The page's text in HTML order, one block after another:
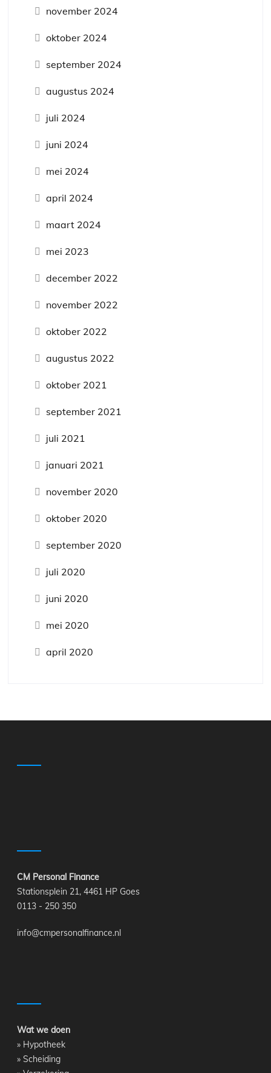
november 2024
oktober 2024
september 2024
augustus 2024
juli 2024
juni 2024
mei 2024
april 2024
maart 2024
mei 2023
december 2022
november 2022
oktober 2022
augustus 2022
oktober 2021
september 2021
juli 2021
januari 2021
november 2020
oktober 2020
september 2020
juli 2020
juni 2020
mei 2020
april 2020
CM Personal Finance
Stationsplein 21, 4461 HP Goes
0113 - 250 350
info@cmpersonalfinance.nl
Wat we doen
» Hypotheek
»Scheiding